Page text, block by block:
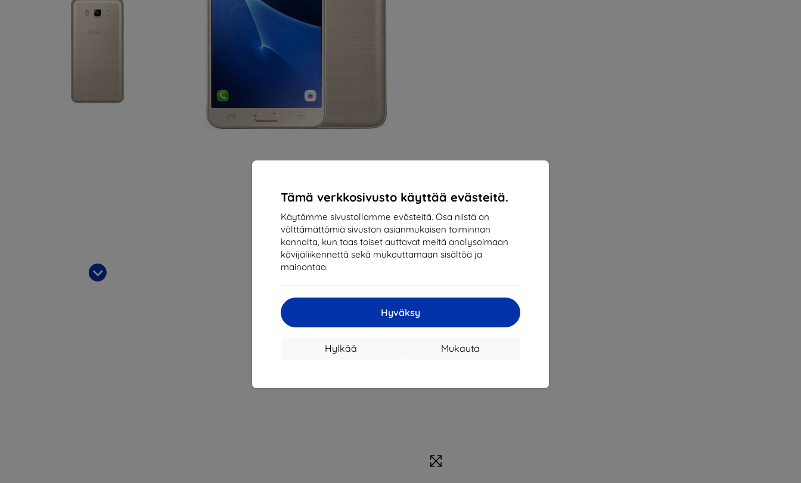
Tämä verkkosivusto käyttää evästeitä.
Käytämme sivustollamme evästeitä. Osa niistä on
välttämättömiä sivuston asianmukaisen toiminnan
kannalta, kun taas toiset auttavat meitä analysoimaan
kävijäliikennettä sekä mukauttamaan sisältöä ja
mainontaa.
Hyväksy
Mukauta
Hylkää